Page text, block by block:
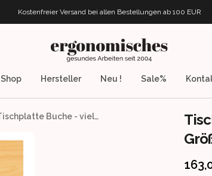
Kostenfreier Versand bei allen Bestellungen ab 100 EUR
ergonomisches.de
Shop Hersteller Neu ! Sale%
Tischplatte Buche - viele verschiedene Größen